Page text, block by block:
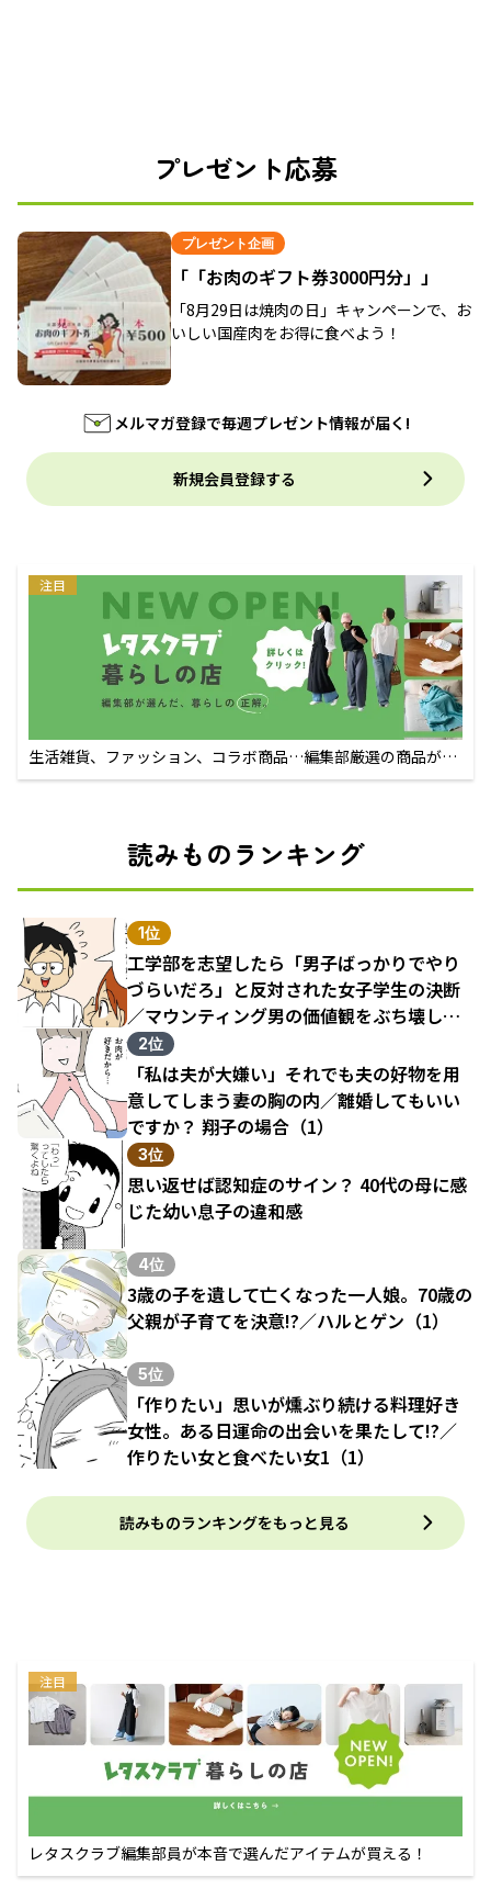
プレゼント応募
プレゼント企画
「「お肉のギフト券3000円分」」
「8月29日は焼肉の日」キャンペーンで、お
いしい国産肉をお得に食べよう！
メルマガ登録で毎週プレゼント情報が届く!
新規会員登録する
注目
生活雑貨、ファッション、コラボ商品…編集部厳選の商品が買
えるECサイト
読みものランキング
1位
工学部を志望したら「男子ばっかりでやり
づらいだろ」と反対された女子学生の決断
／マウンティング男の価値観をぶち壊した
結果（1）
2位
「私は夫が大嫌い」それでも夫の好物を用
意してしまう妻の胸の内／離婚してもいい
ですか？ 翔子の場合（1）
3位
思い返せば認知症のサイン？ 40代の母に感
じた幼い息子の違和感
4位
3歳の子を遺して亡くなった一人娘。70歳の
父親が子育てを決意!?／ハルとゲン（1）
5位
「作りたい」思いが燻ぶり続ける料理好き
女性。ある日運命の出会いを果たして!?／
作りたい女と食べたい女1（1）
読みものランキングをもっと見る
注目
レタスクラブ編集部員が本音で選んだアイテムが買える！